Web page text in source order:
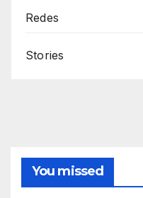
Redes
Stories
You missed